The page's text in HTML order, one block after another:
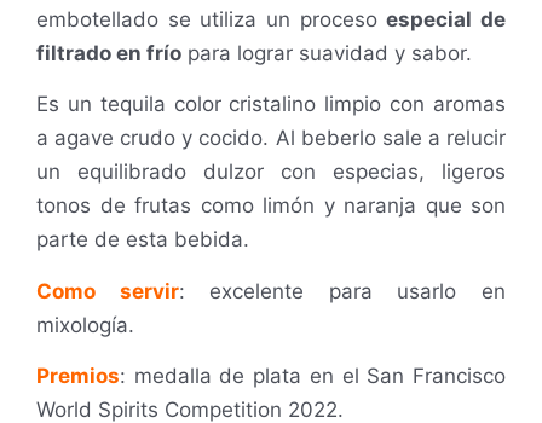
embotellado se utiliza un procesoespecial de
filtrado en frío para lograr suavidad y sabor.
Es un tequila color cristalino limpio con aromas
a agave crudo y cocido. Al beberlo sale a relucir
un equilibrado dulzor con especias, ligeros
tonos de frutas como limón y naranja que son
parte de esta bebida.
Como servir: excelente para usarlo en
mixología.
Premios: medalla de plata en el San Francisco
World Spirits Competition 2022.